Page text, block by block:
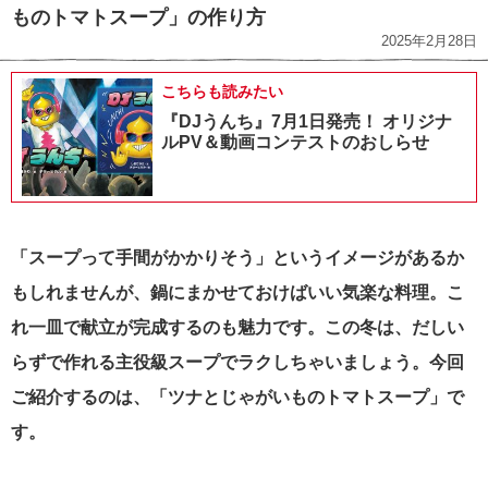
ものトマトスープ」の作り方
2025年2月28日
こちらも読みたい
『DJうんち』7月1日発売！ オリジナ
ルPV＆動画コンテストのおしらせ
「スープって手間がかかりそう」というイメージがあるか
もしれませんが、鍋にまかせておけばいい気楽な料理。こ
れ一皿で献立が完成するのも魅力です。この冬は、だしい
らずで作れる主役級スープでラクしちゃいましょう。今回
ご紹介するのは、「ツナとじゃがいものトマトスープ」で
す。